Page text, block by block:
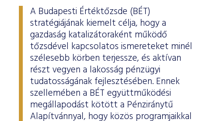
A Budapesti Értéktőzsde (BÉT)
stratégiájának kiemelt célja, hogy a
gazdaság katalizátoraként működő
tőzsdével kapcsolatos ismereteket minél
szélesebb körben terjessze, és aktívan
részt vegyen a lakosság pénzügyi
tudatosságának fejlesztésében. Ennek
szellemében a BÉT együttműködési
megállapodást kötött a Pénziránytű
Alapítvánnyal, hogy közös programjaikkal